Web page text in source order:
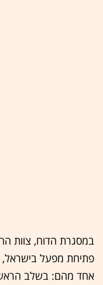
פתיחת מפעל בישראל,
אחד מהם: בשלב